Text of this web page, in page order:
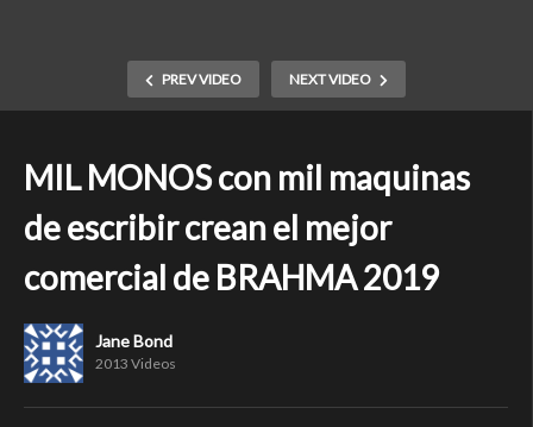
PREV VIDEO NEXT VIDEO
MIL MONOS con mil maquinas
de escribir crean el mejor
comercial de BRAHMA 2019
Jane Bond
2013 Videos